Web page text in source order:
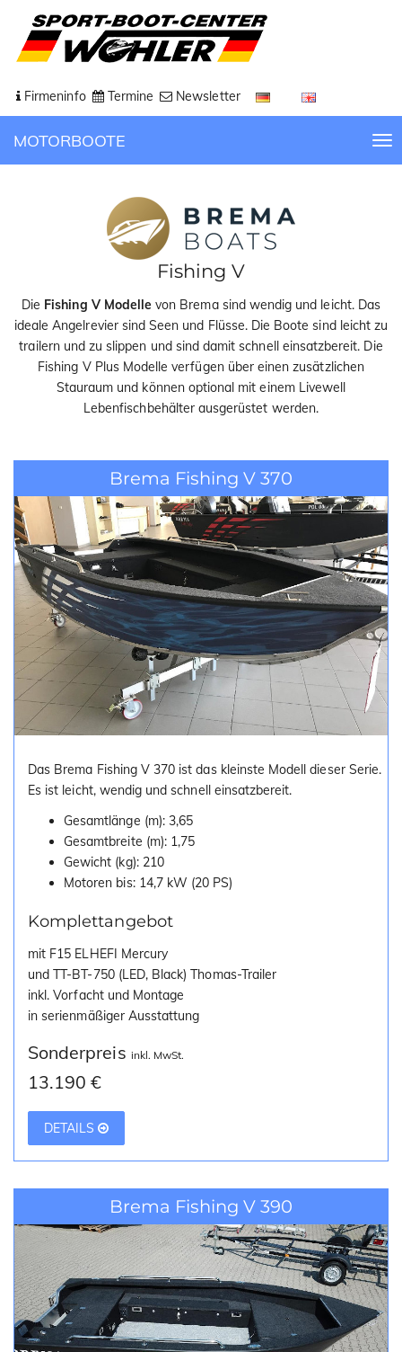
Firmeninfo Termine Newsletter
MOTORBOOTE
T
o
i
g
Fishing V
Die Fishing V Modelle von Brema sind wendig und leicht. Das
ideale Angelrevier sind Seen und Flüsse. Die Boote sind leicht zu
trailern und zu slippen und sind damit schnell einsatzbereit. Die
Fishing V Plus Modelle verfügen über einen zusätzlichen
Stauraum und können optional mit einem Livewell
Lebenfischbehälter ausgerüstet werden.
Brema Fishing V 370
Das Brema Fishing V 370 ist das kleinste Modell dieser Serie.
Es ist leicht, wendig und schnell einsatzbereit.
Gesamtlänge (m): 3,65
Gesamtbreite (m): 1,75
Gewicht (kg): 210
Motoren bis: 14,7 kW (20 PS)
Komplettangebot
mit F15 ELHEFI Mercury
und TT-BT-750 (LED, Black) Thomas-Trailer
inkl. Vorfacht und Montage
in serienmäßiger Ausstattung
Sonderpreis inkl. MwSt.
13.190 €
DETAILS
Brema Fishing V 390